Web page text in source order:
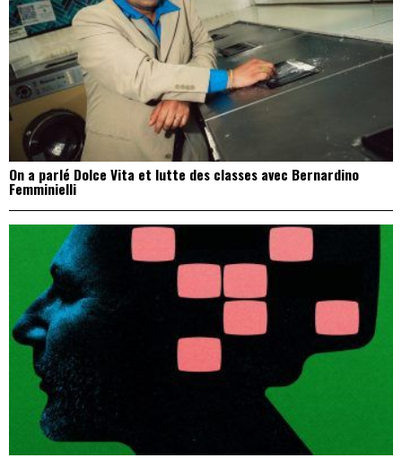
On a parlé Dolce Vita et lutte des classes avec Bernardino
Femminielli